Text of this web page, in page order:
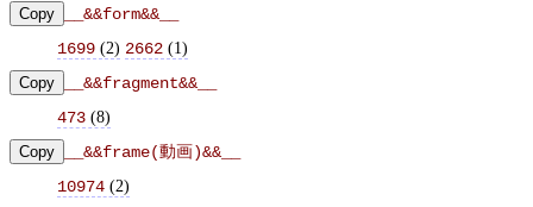
Copy
__&&form&&__
1699 (2) 2662 (1)
Copy
__&&fragment&&__
473 (8)
Copy
__&&frame(動画)&&__
10974 (2)